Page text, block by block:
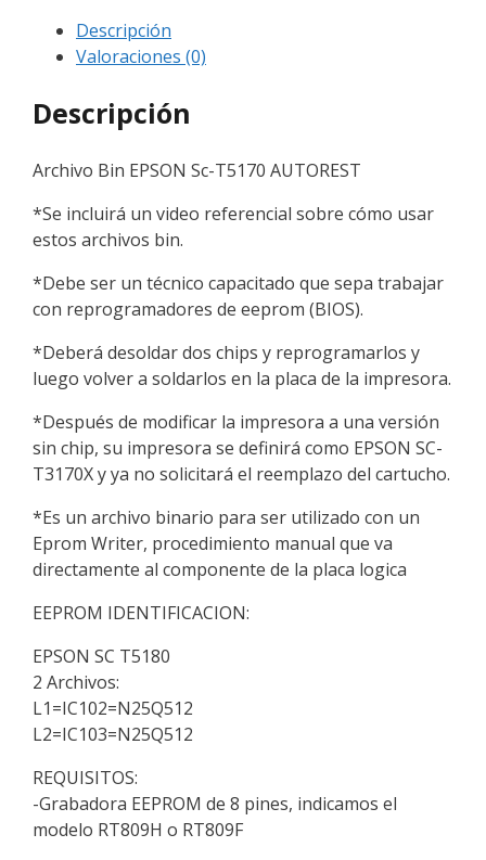
Descripción
Valoraciones (0)
Descripción
Archivo Bin EPSON Sc-T5170 AUTOREST
*Se incluirá un video referencial sobre cómo usar
estos archivos bin.
*Debe ser un técnico capacitado que sepa trabajar
con reprogramadores de eeprom (BIOS).
*Deberá desoldar dos chips y reprogramarlos y
luego volver a soldarlos en la placa de la impresora.
*Después de modificar la impresora a una versión
sin chip, su impresora se definirá como EPSON SC-
T3170X y ya no solicitará el reemplazo del cartucho.
*Es un archivo binario para ser utilizado con un
Eprom Writer, procedimiento manual que va
directamente al componente de la placa logica
EEPROM IDENTIFICACION:
EPSON SC T5180
2 Archivos:
L1=IC102=N25Q512
L2=IC103=N25Q512
REQUISITOS:
-Grabadora EEPROM de 8 pines, indicamos el
modelo RT809H o RT809F